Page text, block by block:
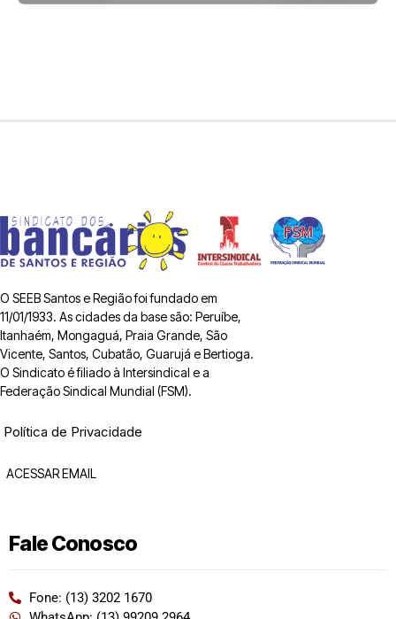
O SEEB Santos e Região foi fundado em
11/01/1933. As cidades da base são: Peruíbe,
Itanhaém, Mongaguá, Praia Grande, São
Vicente, Santos, Cubatão, Guarujá e Bertioga.
O Sindicato é filiado à Intersindical e a
Federação Sindical Mundial (FSM).
Política de Privacidade
ACESSAR EMAIL
Fale Conosco
Fone: (13) 3202 1670